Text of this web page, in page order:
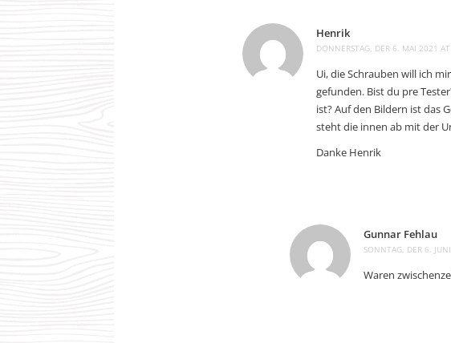
Henrik
DONNERSTAG, DER 6. MAI 2021
Ui, die Schrauben will ich
gefunden. Bist du pre
ist? Auf den Bildern ist das
steht die innen ab mit der
Danke Henrik
Gunnar Fehlau
SONNTAG, DER 6.
Waren